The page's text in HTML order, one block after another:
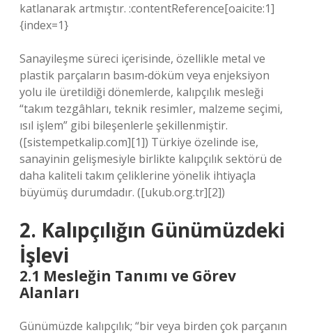
katlanarak artmıştır. :contentReference[oaicite:1]
{index=1}
Sanayileşme süreci içerisinde, özellikle metal ve
plastik parçaların basım‑döküm veya enjeksiyon
yolu ile üretildiği dönemlerde, kalıpçılık mesleği
“takım tezgâhları, teknik resimler, malzeme seçimi,
ısıl işlem” gibi bileşenlerle şekillenmiştir.
([sistempetkalip.com][1]) Türkiye özelinde ise,
sanayinin gelişmesiyle birlikte kalıpçılık sektörü de
daha kaliteli takım çeliklerine yönelik ihtiyaçla
büyümüş durumdadır. ([ukub.org.tr][2])
2. Kalıpçılığın Günümüzdeki
İşlevi
2.1 Mesleğin Tanımı ve Görev
Alanları
Günümüzde kalıpçılık; “bir veya birden çok parçanın